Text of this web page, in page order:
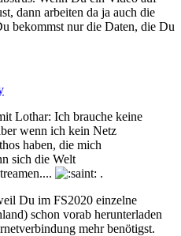
dann arbeiten da ja auch die
bekommst nur die Daten, die Du
Lothar: Ich brauche keine
wenn ich kein Netz
haben, die mich
sich die Welt
.
Du im FS2020 einzelne
schon vorab herunterladen
mehr benötigst.